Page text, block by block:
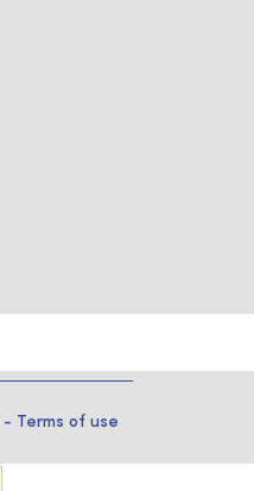
- Terms of use